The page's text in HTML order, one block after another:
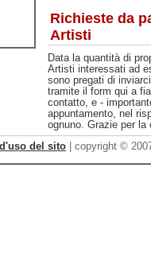
Richieste da
Artisti
Data la quantità di
Artisti interessati ad
sono pregati di
tramite il form qui a
contatto, e -
appuntamento, nel
ognuno. Grazie per la
del sito | copyright ©